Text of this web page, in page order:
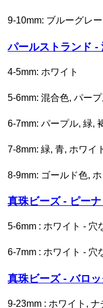
9-10mm: ブルーグレー
パールストランド
4-5mm: ホワイト
5-6mm: 混合色, パー
6-7mm: パープル, 緑,
7-8mm: 緑, 青, ホワイ
8-9mm: ゴールド色,
真珠ビーズ - ピー
5-6mm : ホワイト - 穴
6-7mm : ホワイト - 穴
真珠ビーズ - バロ
9-23mm : ホワイト,